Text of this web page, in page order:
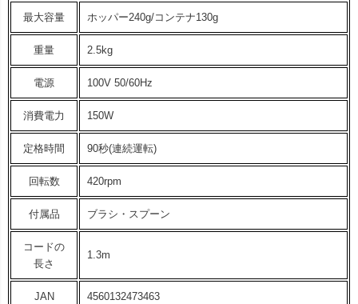
最大容量 ホッパー240g/コンテナ130g
重量 2.5kg
電源 100V 50/60Hz
消費電力 150W
定格時間 90秒(連続運転)
回転数 420rpm
付属品 ブラシ・スプーン
コードの
長さ
1.3m
JAN 4560132473463